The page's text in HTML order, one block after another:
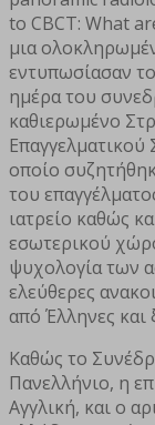
to CBCT: What
μια
εντυπωσίασαν
ημέρα του
καθιερωμένο
οποίο
του
ιατρείο καθώς
εσωτερικού
ψυχολογία των
ελεύθερες
από Έλληνες
Καθώς το
Πανελλήνιο, η
Αγγλική, και ο